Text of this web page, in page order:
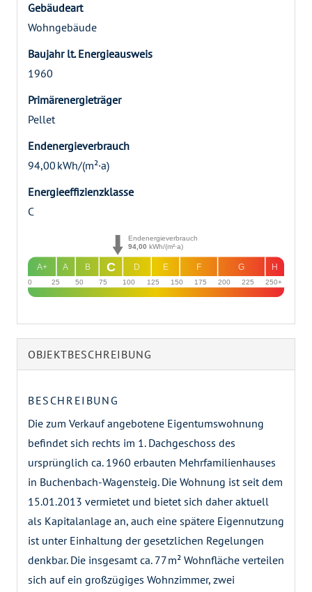
Gebäudeart
Wohngebäude
Baujahr lt. Energieausweis
1960
Primärenergieträger
Pellet
Endenergie­verbrauch
94,00 kWh/(m²·a)
Energie­effizienz­klasse
C
0 25 50 75 100 125 150 175 200 225 250+
H
G
F
E
D
B
A
A+ C
Endenergieverbrauch
94,00 kWh/(m²·a)
OBJEKT­BESCHREIBUNG
BESCHREIBUNG
Die zum Verkauf angebotene Eigentumswohnung
befindet sich rechts im 1. Dachgeschoss des
ursprünglich ca. 1960 erbauten Mehrfamilienhauses
in Buchenbach-Wagensteig. Die Wohnung ist seit dem
15.01.2013 vermietet und bietet sich daher aktuell
als Kapitalanlage an, auch eine spätere Eigennutzung
ist unter Einhaltung der gesetzlichen Regelungen
denkbar. Die insgesamt ca. 77 m² Wohnfläche verteilen
sich auf ein großzügiges Wohnzimmer, zwei